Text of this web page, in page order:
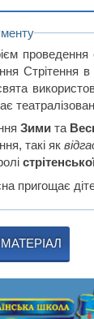
проведення
Стрітення
Зими та
такі як
пригощає